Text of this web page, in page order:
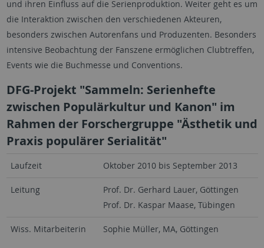
und ihren Einfluss auf die Serienproduktion. Weiter geht es um
die Interaktion zwischen den verschiedenen Akteuren,
besonders zwischen Autorenfans und Produzenten. Besonders
intensive Beobachtung der Fanszene ermöglichen Clubtreffen,
Events wie die Buchmesse und Conventions.
DFG-Projekt "Sammeln: Serienhefte
zwischen Populärkultur und Kanon" im
Rahmen der Forschergruppe "Ästhetik und
Praxis populärer Serialität"
Laufzeit Oktober 2010 bis September 2013
Leitung
Prof. Dr. Gerhard Lauer, Göttingen
Prof. Dr. Kaspar Maase, Tübingen
Wiss. Mitarbeiterin Sophie Müller, MA, Göttingen